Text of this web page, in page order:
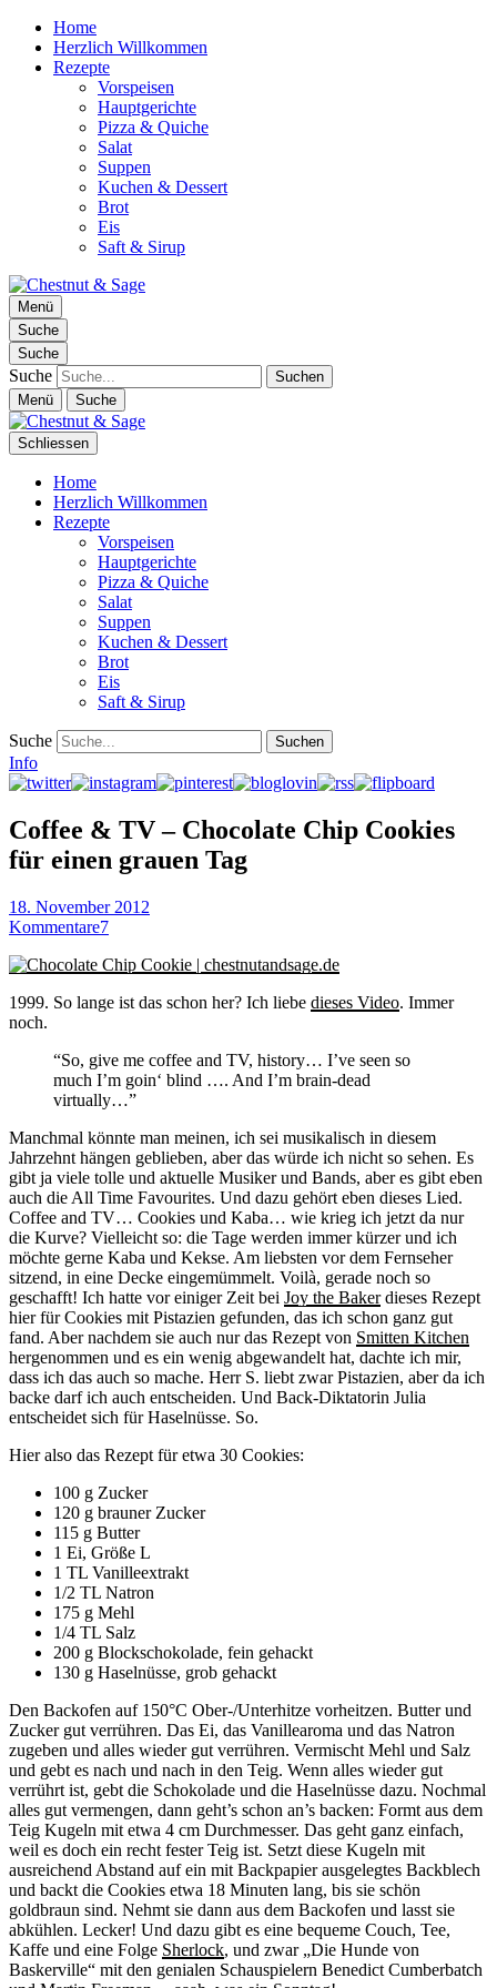
Home
Herzlich Willkommen
Rezepte
Vorspeisen
Hauptgerichte
Pizza & Quiche
Salat
Suppen
Kuchen & Dessert
Brot
Eis
Saft & Sirup
Chestnut & Sage
Foodblog | essen. trinken. genießen.
Menü
Suche
Suche
Suche
Menü Suche
Schliessen
Home
Herzlich Willkommen
Rezepte
Vorspeisen
Hauptgerichte
Pizza & Quiche
Salat
Suppen
Kuchen & Dessert
Brot
Eis
Saft & Sirup
Suche
Info
Coffee & TV – Chocolate Chip Cookies
für einen grauen Tag
18. November 2012
Kommentare7
1999. So lange ist das schon her? Ich liebe dieses Video. Immer
noch.
“So, give me coffee and TV, history… I’ve seen so
much I’m goin‘ blind …. And I’m brain-dead
virtually…”
Manchmal könnte man meinen, ich sei musikalisch in diesem
Jahrzehnt hängen geblieben, aber das würde ich nicht so sehen. Es
gibt ja viele tolle und aktuelle Musiker und Bands, aber es gibt eben
auch die All Time Favourites. Und dazu gehört eben dieses Lied.
Coffee and TV… Cookies und Kaba… wie krieg ich jetzt da nur
die Kurve? Vielleicht so: die Tage werden immer kürzer und ich
möchte gerne Kaba und Kekse. Am liebsten vor dem Fernseher
sitzend, in eine Decke eingemümmelt. Voilà, gerade noch so
geschafft! Ich hatte vor einiger Zeit bei Joy the Bakerdieses Rezept
hier für Cookies mit Pistazien gefunden, das ich schon ganz gut
fand. Aber nachdem sie auch nur das Rezept von Smitten Kitchen
hergenommen und es ein wenig abgewandelt hat, dachte ich mir,
dass ich das auch so mache. Herr S. liebt zwar Pistazien, aber da ich
backe darf ich auch entscheiden. Und Back-Diktatorin Julia
entscheidet sich für Haselnüsse. So.
Hier also das Rezept für etwa 30 Cookies:
100 g Zucker
120 g brauner Zucker
115 g Butter
1 Ei, Größe L
1 TL Vanilleextrakt
1/2 TL Natron
175 g Mehl
1/4 TL Salz
200 g Blockschokolade, fein gehackt
130 g Haselnüsse, grob gehackt
Den Backofen auf 150°C Ober-/Unterhitze vorheitzen. Butter und
Zucker gut verrühren. Das Ei, das Vanillearoma und das Natron
zugeben und alles wieder gut verrühren. Vermischt Mehl und Salz
und gebt es nach und nach in den Teig. Wenn alles wieder gut
verrührt ist, gebt die Schokolade und die Haselnüsse dazu. Nochmal
alles gut vermengen, dann geht’s schon an’s backen: Formt aus dem
Teig Kugeln mit etwa 4 cm Durchmesser. Das geht ganz einfach,
weil es doch ein recht fester Teig ist. Setzt diese Kugeln mit
ausreichend Abstand auf ein mit Backpapier ausgelegtes Backblech
und backt die Cookies etwa 18 Minuten lang, bis sie schön
goldbraun sind. Nehmt sie dann aus dem Backofen und lasst sie
abkühlen. Lecker! Und dazu gibt es eine bequeme Couch, Tee,
Kaffe und eine Folge Sherlock, und zwar „Die Hunde von
Baskerville“ mit den genialen Schauspielern Benedict Cumberbatch